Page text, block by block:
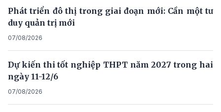
Phát triển đô thị trong giai đoạn mới: Cần một tư
duy quản trị mới
07/08/2026
Dự kiến thi tốt nghiệp THPT năm 2027 trong hai
ngày 11-12/6
07/08/2026